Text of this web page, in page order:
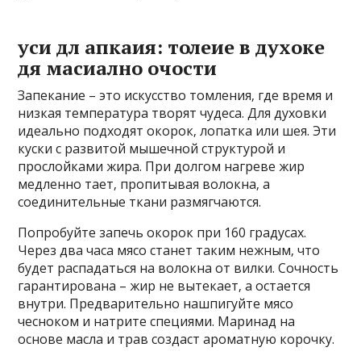
уси дл апкаия: толеие в духоке
дя масиално очости
Запекание – это искусство томления‚ где время и
низкая температура творят чудеса. Для духовки
идеально подходят окорок‚ лопатка или шея. Эти
куски с развитой мышечной структурой и
прослойками жира. При долгом нагреве жир
медленно тает‚ пропитывая волокна‚ а
соединительные ткани размягчаются.
Попробуйте запечь окорок при 160 градусах.
Через два часа мясо станет таким нежным‚ что
будет распадаться на волокна от вилки. Сочность
гарантирована – жир не вытекает‚ а остается
внутри. Предварительно нашпигуйте мясо
чесноком и натрите специями. Маринад на
основе масла и трав создаст ароматную корочку.